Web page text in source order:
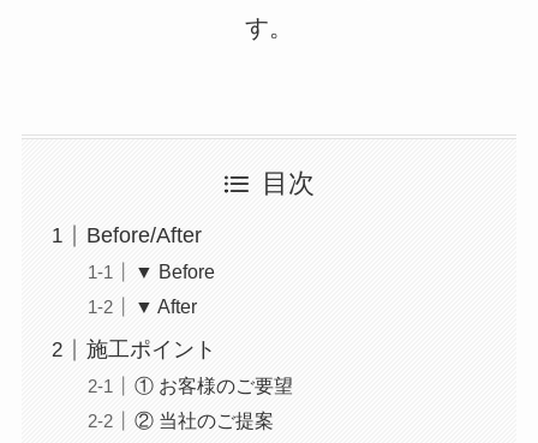
す。
目次
Before/After
▼ Before
▼ After
施工ポイント
① お客様のご要望
② 当社のご提案